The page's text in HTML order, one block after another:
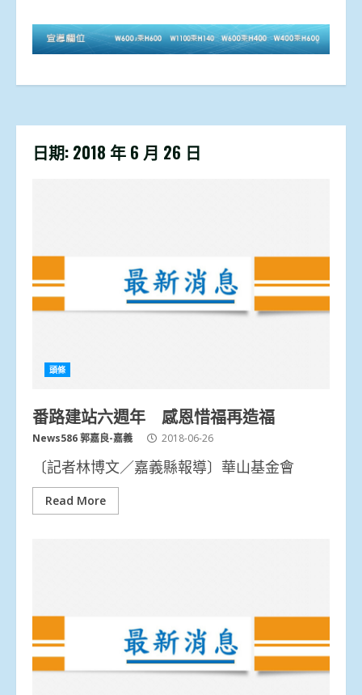
日期: 2018 年 6 月 26 日
頭條
番路建站六週年 感恩惜福再造福
News586 郭嘉良-嘉義 2018-06-26
〔記者林博文／嘉義縣報導〕華山基金會
Read More